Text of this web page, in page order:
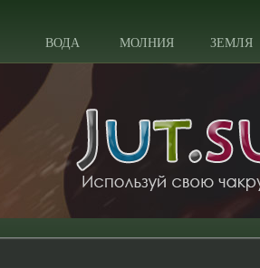
ВОДА МОЛНИЯ ЗЕМЛЯ